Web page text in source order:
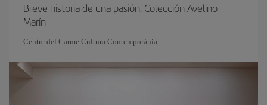
Breve historia de una pasión. Colección Avelino
Marín
Centre del Carme Cultura Contemporània